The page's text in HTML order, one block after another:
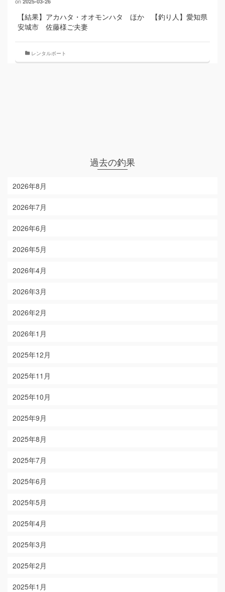
【結果】アカハタ・オオモンハタ ほか 【釣り人】愛知県
安城市 佐藤様ご夫妻
レンタルボート
過去の釣果
2026年8月
2026年7月
2026年6月
2026年5月
2026年4月
2026年3月
2026年2月
2026年1月
2025年12月
2025年11月
2025年10月
2025年9月
2025年8月
2025年7月
2025年6月
2025年5月
2025年4月
2025年3月
2025年2月
2025年1月